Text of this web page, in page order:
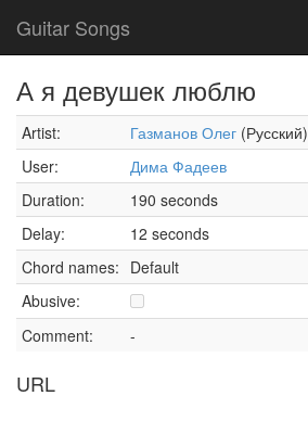
Guitar Songs
А я девушек люблю
Artist: Газманов Олег (Русский)
User:
Дима Фадеев
Duration:
190 seconds
Delay:
12 seconds
Chord names: Default
Abusive:
Comment:
-
URL